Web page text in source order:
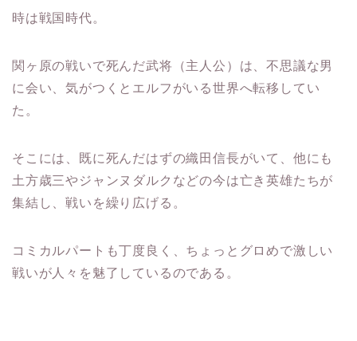
時は戦国時代。
関ヶ原の戦いで死んだ武将（主人公）は、不思議な男
に会い、気がつくとエルフがいる世界へ転移してい
た。
そこには、既に死んだはずの織田信長がいて、他にも
土方歳三やジャンヌダルクなどの今は亡き英雄たちが
集結し、戦いを繰り広げる。
コミカルパートも丁度良く、ちょっとグロめで激しい
戦いが人々を魅了しているのである。